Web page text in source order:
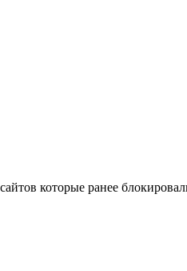
которые ранее